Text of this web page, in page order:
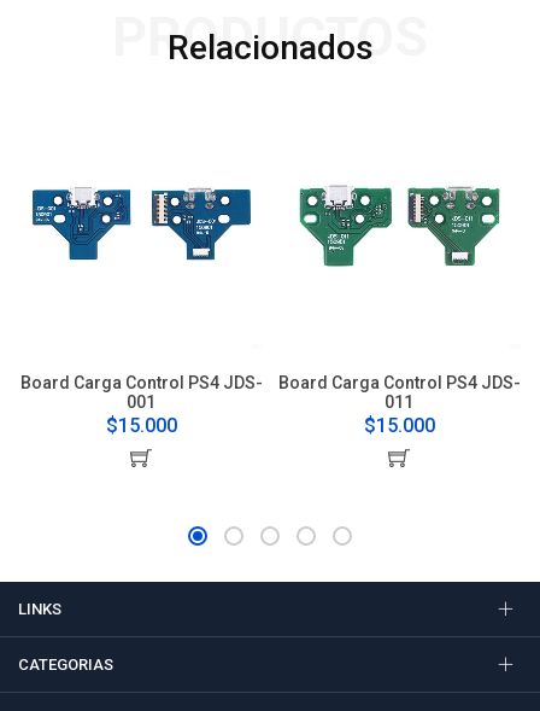
Relacionados
PRODUCTOS
Board Carga Control PS4 JDS-
001
$15.000
Board Carga Control PS4 JDS-
011
$15.000
LINKS
CATEGORIAS